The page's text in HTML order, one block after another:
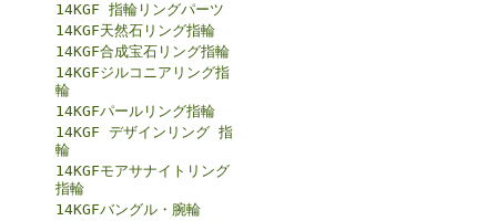
14KGF 指輪リングパーツ
14KGF天然石リング指輪
14KGF合成宝石リング指輪
14KGFジルコニアリング指
輪
14KGFパールリング指輪
14KGF デザインリング 指
輪
14KGFモアサナイトリング
指輪
14KGFバングル・腕輪